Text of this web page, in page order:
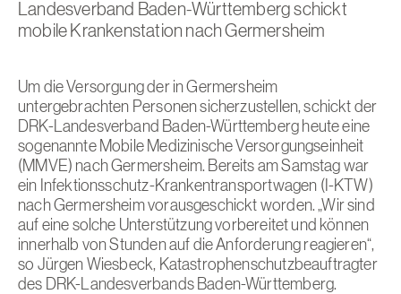
Landesverband Baden-Württemberg schickt
mobile Krankenstation nach Germersheim
Um die Versorgung der in Germersheim
untergebrachten Personen sicherzustellen, schickt der
DRK-Landesverband Baden-Württemberg heute eine
sogenannte Mobile Medizinische Versorgungseinheit
(MMVE) nach Germersheim. Bereits am Samstag war
ein Infektionsschutz-Krankentransportwagen (I-KTW)
nach Germersheim vorausgeschickt worden. „Wir sind
auf eine solche Unterstützung vorbereitet und können
innerhalb von Stunden auf die Anforderung reagieren“,
so Jürgen Wiesbeck, Katastrophenschutzbeauftragter
des DRK-Landesverbands Baden-Württemberg.